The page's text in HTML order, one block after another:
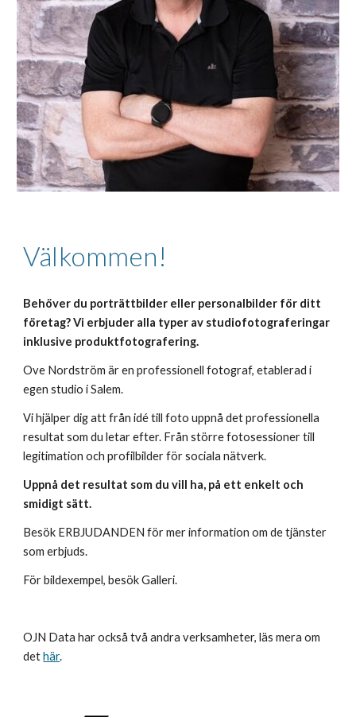
Välkommen!
Behöver du porträttbilder eller personalbilder för ditt
företag? Vi erbjuder alla typer av studiofotograferingar
inklusive produktfotografering.
Ove Nordström är en professionell fotograf, etablerad i
egen studio i Salem.
Vi hjälper dig att från idé till foto uppnå det professionella
resultat som du letar efter. Från större fotosessioner till
legitimation och profilbilder för sociala nätverk.
Uppnå det resultat som du vill ha, på ett enkelt och
smidigt sätt.
Besök ERBJUDANDEN för mer information om de tjänster
som erbjuds.
För bildexempel, besök Galleri.
OJN Data har också två andra verksamheter, läs mera om
det här.